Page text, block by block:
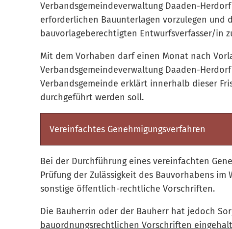
Verbandsgemeindeverwaltung Daaden-
erforderlichen Bauunterlagen vorzulegen und
bauvorlageberechtigten Entwurfsverfasser/in
Mit dem Vorhaben darf einen Monat nach
Verbandsgemeindeverwaltung Daaden-
Verbandsgemeinde erklärt innerhalb dieser
durchgeführt werden soll.
Vereinfachtes Genehmigungsverfahren
Bei der Durchführung eines vereinfachten
Prüfung der Zulässigkeit des Bauvorhabens
sonstige öffentlich-rechtliche Vorschriften.
Die Bauherrin oder der Bauherr hat jedoch
bauordnungsrechtlichen Vorschriften